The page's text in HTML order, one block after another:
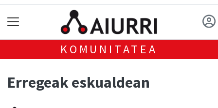
KOMUNITATEA
Erregeak eskualdean